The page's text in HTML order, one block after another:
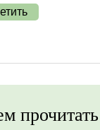
прочитать